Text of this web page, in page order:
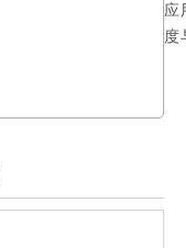
应
度